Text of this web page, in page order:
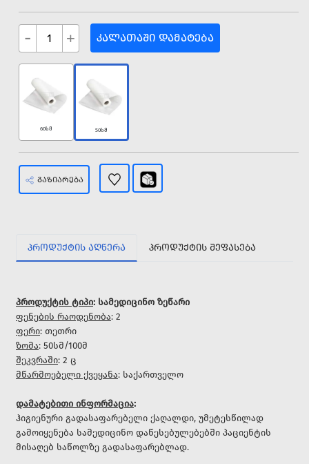
- + ᲙᲐᲚᲐᲗᲐᲨᲘ ᲓᲐᲛᲐᲢᲔᲑᲐ
60სმ 50სმ
ᲒᲐᲖᲘᲐᲠᲔᲑᲐ
ᲞᲠᲝᲓᲣᲥᲢᲘᲡ ᲐᲦᲬᲔᲠᲐ ᲞᲠᲝᲓᲣᲥᲢᲘᲡ ᲨᲔᲤᲐᲡᲔᲑᲐ
პროდუქტის ტიპი: სამედიცინო ზეწარი
ფენების რაოდენობა: 2
ფერი: თეთრი
ზომა: 50სმ/100მ
შეკვრაში: 2 ც
მწარმოებელი ქვეყანა: საქართველო
დამატებითი ინფორმაცია:
ჰიგიენური გადასაფარებელი ქაღალდი, უმეტესწილად
გამოიყენება სამედიცინო დაწესებულებებში პაციენტის
მისაღებ საწოლზე გადასაფარებლად.